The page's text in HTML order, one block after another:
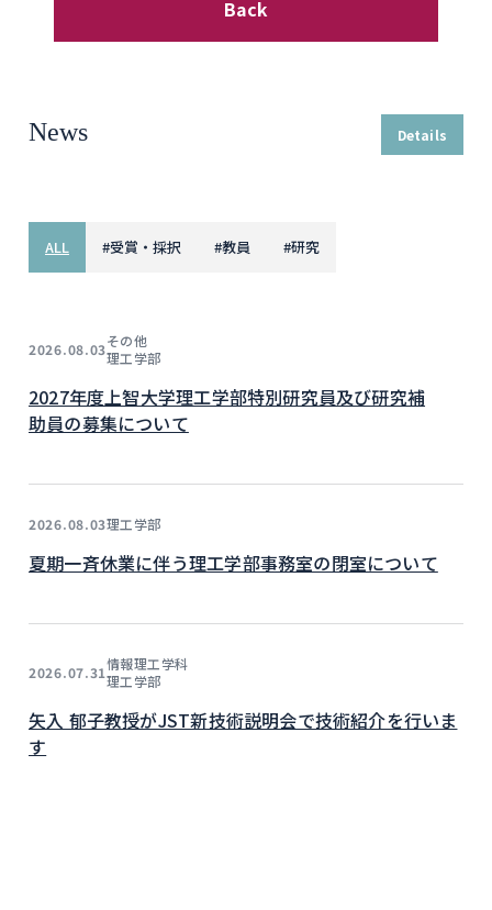
Back
News Details
ALL #受賞・採択 #教員 #研究
2026.08.03その他
理工学部
2027年度上智大学理工学部特別研究員及び研究補
助員の募集について
2026.08.03理工学部
夏期一斉休業に伴う理工学部事務室の閉室について
2026.07.31情報理工学科
理工学部
矢入 郁子教授がJST新技術説明会で技術紹介を行いま
す